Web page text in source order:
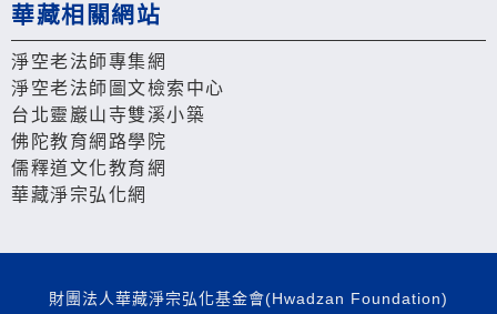
華藏相關網站
淨空老法師專集網
淨空老法師圖文檢索中心
台北靈巖山寺雙溪小築
佛陀教育網路學院
儒釋道文化教育網
華藏淨宗弘化網
財團法人華藏淨宗弘化基金會(Hwadzan Foundation)